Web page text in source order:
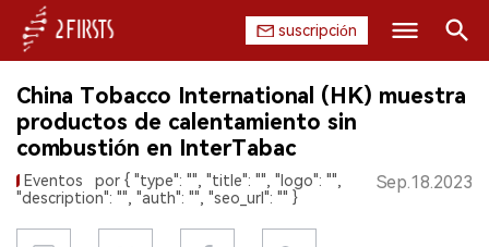
suscripción
INICIO
EMPRESA
Buscar
China Tobacco International (HK) muestra
productos de calentamiento sin
combustión en InterTabac
Eventos
por { "type": "", "title": "", "logo": "",
"description": "", "auth": "", "seo_url": "" }
Sep.18.2023